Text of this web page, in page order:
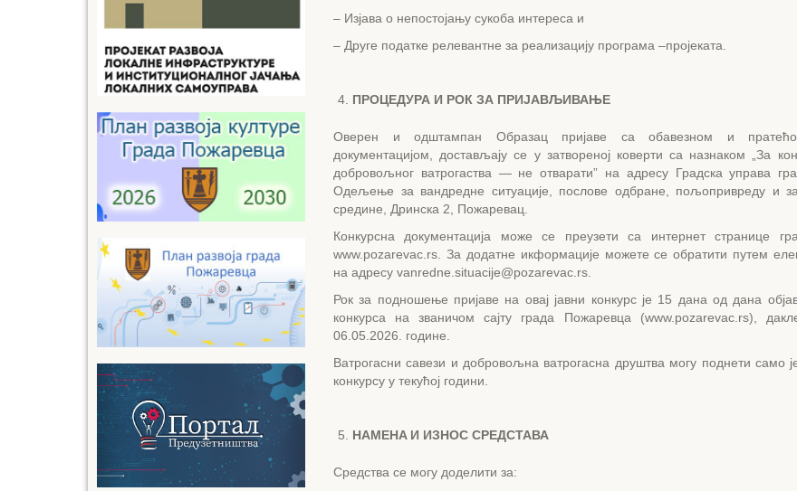
– Изјава о непостојању сукоба интереса и
– Друге податке релевантне за реализацију програма –пројеката.
ПРОЦЕДУРА И РОК ЗА ПРИЈАВЉИВАЊЕ
Оверен и одштампан Oбpaзaц пријаве са обавезном и
документацијом, достављају се у затвореној коверти са назнаком „За
добровољног ватрогаства — не отварати” на адресу Градска управа
Одељење за вандредне ситуације, послове одбране, пољопривреду и
средине, Дринска 2, Пожаревац.
Конкурсна документација може се преузети са интернет странице
www.pozarevac.rs. За додатне икформације можете се обратити пyтeм
на адресу vanredne.situacije@pozarevac.rs.
Рок за подношење пријаве на овај јавни конкурс је 15 дана од дана
конкурса на званичом cajтy града Пожаревца (www.pozarevac.rs),
06.05.2026. године.
Ватрогасни савези и добровољна ватрогасна друштва могу поднети само
конкурсу у текућој години.
HAMEHA И ИЗНОС СРЕДСТАВА
Средства се могу доделити за: